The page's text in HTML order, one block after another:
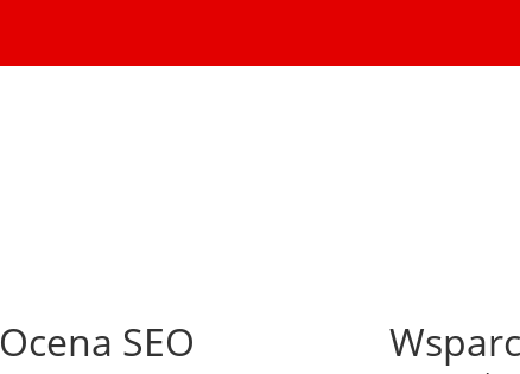
Ocena SEO